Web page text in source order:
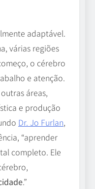
adaptável.
várias regiões
o cérebro
e atenção.
áreas,
e produção
Dr. Jo Furlan,
“aprender
completo. Ele
.”